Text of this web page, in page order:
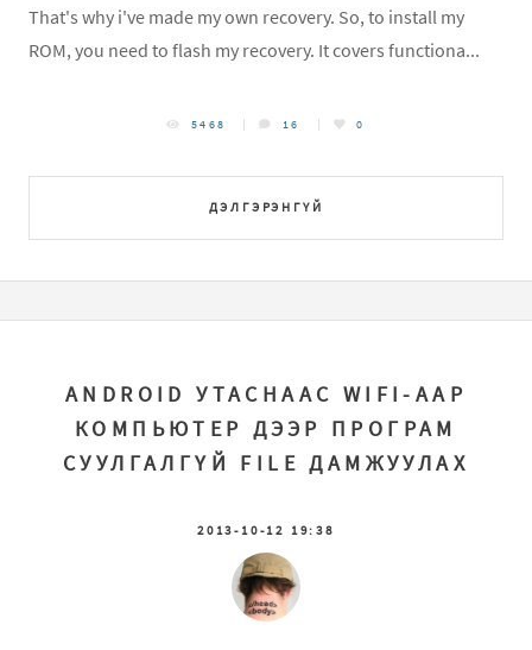
That's why i've made my own recovery. So, to install my
ROM, you need to flash my recovery. It covers functiona...
ДЭЛГЭРЭНГҮЙ
5468 16 0
ANDROID УТАСНААС WIFI-ААР
КОМПЬЮТЕР ДЭЭР ПРОГРАМ
СУУЛГАЛГҮЙ FILE ДАМЖУУЛАХ
2013-10-12 19:38